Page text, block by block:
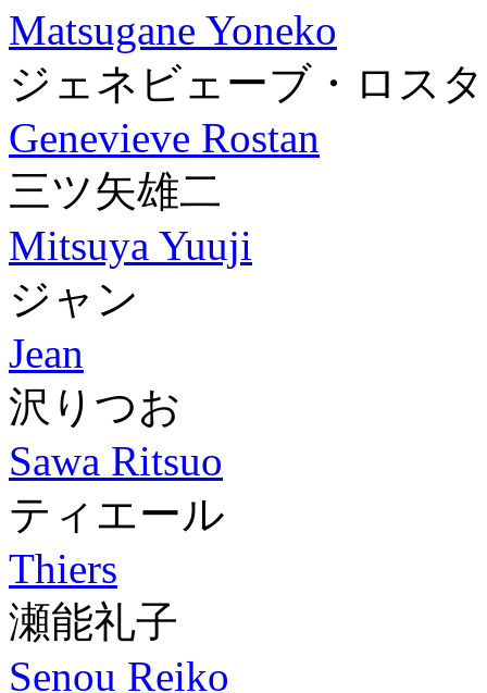
Matsugane Yoneko
ジェネビェーブ・ロス
Genevieve Rostan
三ツ矢雄二
Mitsuya Yuuji
ジャン
Jean
沢りつお
Sawa Ritsuo
ティエール
Thiers
瀬能礼子
Senou Reiko